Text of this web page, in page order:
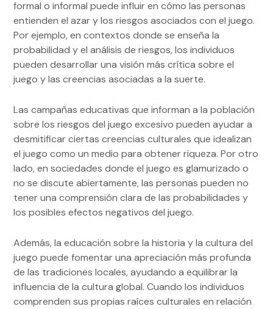
formal o informal puede influir en cómo las personas
entienden el azar y los riesgos asociados con el juego.
Por ejemplo, en contextos donde se enseña la
probabilidad y el análisis de riesgos, los individuos
pueden desarrollar una visión más crítica sobre el
juego y las creencias asociadas a la suerte.
Las campañas educativas que informan a la población
sobre los riesgos del juego excesivo pueden ayudar a
desmitificar ciertas creencias culturales que idealizan
el juego como un medio para obtener riqueza. Por otro
lado, en sociedades donde el juego es glamurizado o
no se discute abiertamente, las personas pueden no
tener una comprensión clara de las probabilidades y
los posibles efectos negativos del juego.
Además, la educación sobre la historia y la cultura del
juego puede fomentar una apreciación más profunda
de las tradiciones locales, ayudando a equilibrar la
influencia de la cultura global. Cuando los individuos
comprenden sus propias raíces culturales en relación